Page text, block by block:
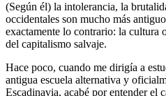
(Según él) la intolerancia, la
occidentales son mucho más
exactamente lo contrario: la cultura
del capitalismo salvaje.
Hace poco, cuando me dirigía a
antigua escuela alternativa y
Escadinavia, acabé por entender el